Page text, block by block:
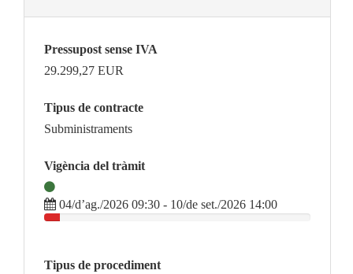
Pressupost sense IVA
29.299,27 EUR
Tipus de contracte
Subministraments
Vigència del tràmit
04/d’ag./2026 09:30 - 10/de set./2026 14:00
Tipus de procediment